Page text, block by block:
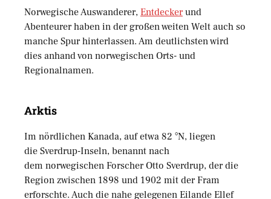
Norwegische Auswanderer, Entdecker und
Abenteurer haben in der großen weiten Welt auch so
manche Spur hinterlassen. Am deutlichsten wird
dies anhand von norwegischen Orts- und
Regionalnamen.
Arktis
Im nördlichen Kanada, auf etwa 82 °N, liegen
die Sverdrup-Inseln, benannt nach
dem norwegischen Forscher Otto Sverdrup, der die
Region zwischen 1898 und 1902 mit der Fram
erforschte. Auch die nahe gelegenen Eilande Ellef